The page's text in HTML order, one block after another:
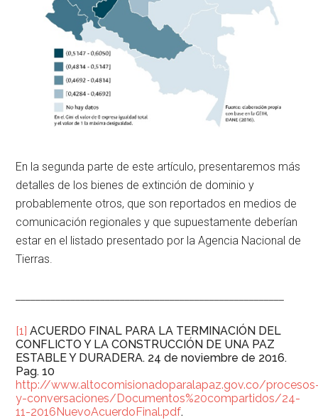
En la segunda parte de este artículo, presentaremos más
detalles de los bienes de extinción de dominio y
probablemente otros, que son reportados en medios de
comunicación regionales y que supuestamente deberían
estar en el listado presentado por la Agencia Nacional de
Tierras.
[1] ACUERDO FINAL PARA LA TERMINACIÓN DEL
CONFLICTO Y LA CONSTRUCCIÓN DE UNA PAZ
ESTABLE Y DURADERA. 24 de noviembre de 2016.
Pag. 10
http://www.altocomisionadoparalapaz.gov.co/
y-conversaciones/Documentos%20compartidos/24-
11-2016NuevoAcuerdoFinal.pdf.